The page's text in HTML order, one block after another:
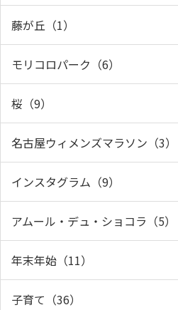
藤が丘（1）
モリコロパーク（6）
桜（9）
名古屋ウィメンズマラソン（3）
インスタグラム（9）
アムール・デュ・ショコラ（5）
年末年始（11）
子育て（36）